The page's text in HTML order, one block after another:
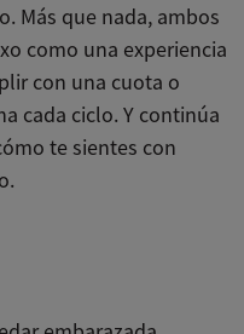
Más que nada, ambos
como una experiencia
con una cuota o
cada ciclo. Y continúa
te sientes con